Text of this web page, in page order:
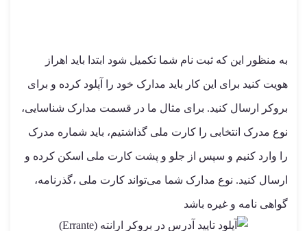
به منظور این که ثبت نام شما تکمیل شود ابتدا باید اهراز
هویت کنید برای این کار باید مدارک خود را آپلود کرده و برای
بروکر ارسال کنید. برای مثال ما در قسمت مدارک شناسایی،
نوع مدرک انتخابی را کارت ملی گذاشتیم، باید شماره مدرک
را وارد کنیم و سپس از جلو و پشت کارت ملی اسکن کرده و
ارسال کنید. نوع مدارک شما می‌تواند کارت ملی ،گذرنامه،
گواهی نامه و غیره باشد